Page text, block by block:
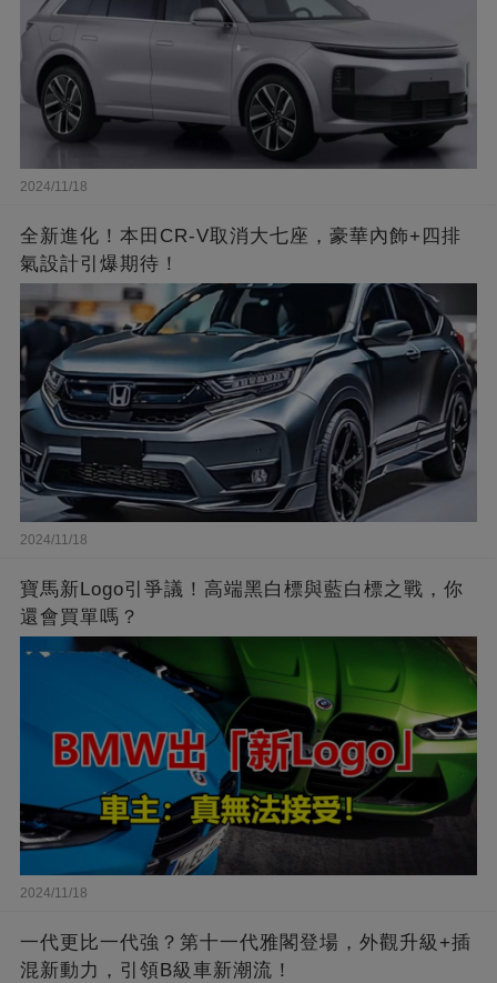
2024/11/18
全新進化！本田CR-V取消大七座，豪華內飾+四排
氣設計引爆期待！
2024/11/18
寶馬新Logo引爭議！高端黑白標與藍白標之戰，你
還會買單嗎？
2024/11/18
一代更比一代強？第十一代雅閣登場，外觀升級+插
混新動力，引領B級車新潮流！